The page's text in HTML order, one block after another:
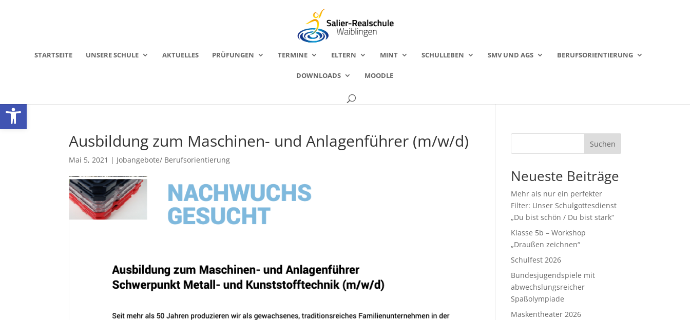
Werkzeugleiste öffnen
STARTSEITE UNSERE SCHULE AKTUELLES PRÜFUNGEN TERMINE ELTERN MINT SCHULLEBEN SMV UND AGS BERUFSORIENTIERUNG
DOWNLOADS MOODLE
Ausbildung zum Maschinen- und Anlagenführer (m/w/d)
Mai 5, 2021 | Jobangebote/ Berufsorientierung
Suchen
Neueste Beiträge
Mehr als nur ein perfekter
Filter: Unser Schulgottesdienst
„Du bist schön / Du bist stark“
Klasse 5b – Workshop
„Draußen zeichnen“
Schulfest 2026
Bundesjugendspiele mit
abwechslungsreicher
Spaßolympiade
Maskentheater 2026